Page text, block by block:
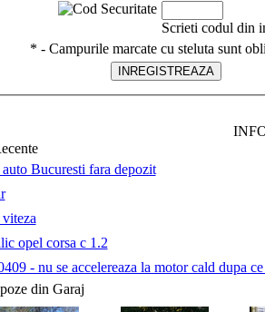
Scrieti codul din
* - Campurile marcate cu steluta sunt
Bucuresti fara depozit
opel corsa c 1.2
- nu se accelereaza la motor cald dupa
din Garaj